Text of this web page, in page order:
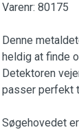
Varenr: 80175
Denne
heldig at finde
Detektoren
passer perfekt
Søgehovedet